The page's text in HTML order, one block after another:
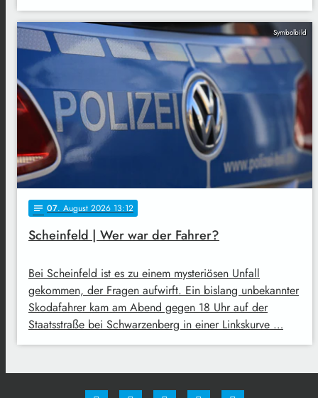
Symbolbild
notes 07. August 2026 13:12
Scheinfeld | Wer war der Fahrer?
Bei Scheinfeld ist es zu einem mysteriösen Unfall
gekommen, der Fragen aufwirft. Ein bislang unbekannter
Skodafahrer kam am Abend gegen 18 Uhr auf der
Staatsstraße bei Schwarzenberg in einer Linkskurve …